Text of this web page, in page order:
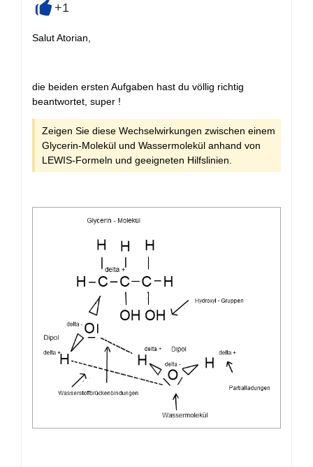
+
+1
Salut Atorian,
die beiden ersten Aufgaben hast du völlig richtig
beantwortet, super !
Zeigen Sie diese Wechselwirkungen zwischen einem
Glycerin-Molekül und Wassermolekül anhand von
LEWIS-Formeln und geeigneten Hilfslinien.